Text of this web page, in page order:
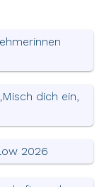
dich ein,
2026